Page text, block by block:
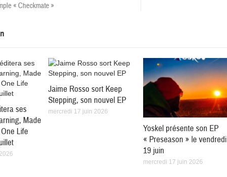
« Checkmate »
ses
Made
Life
Jaime Rosso sort Keep
Stepping, son nouvel EP
mercredi 17 juin 2026
Yoskel présente son EP
« Preseason » le vendredi
19 juin
mercredi 17 juin 2026